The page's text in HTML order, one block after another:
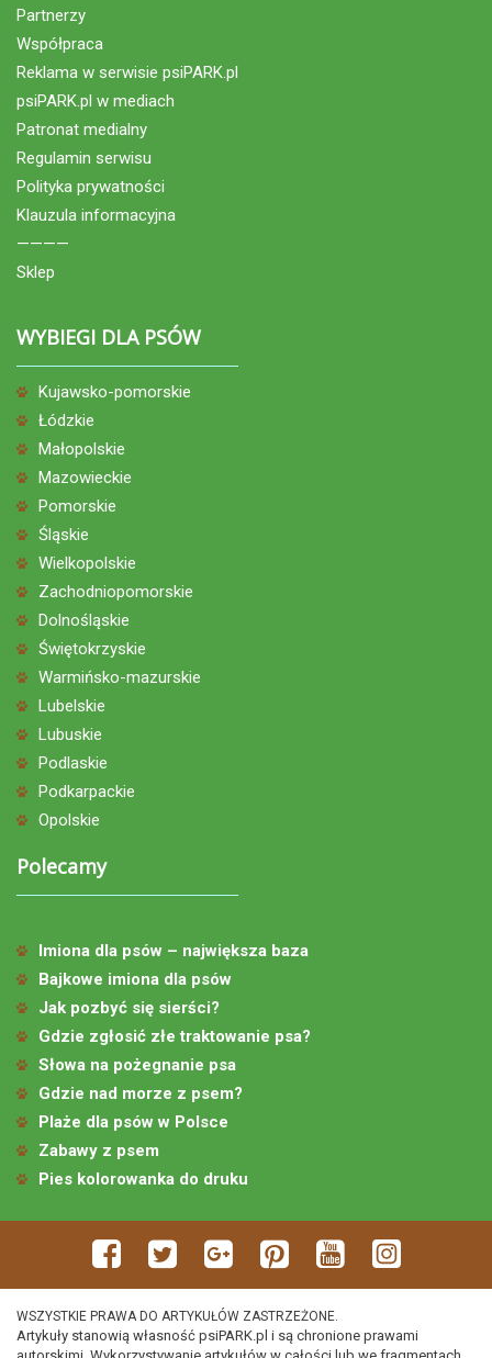
Partnerzy
Współpraca
Reklama w serwisie psiPARK.pl
psiPARK.pl w mediach
Patronat medialny
Regulamin serwisu
Polityka prywatności
Klauzula informacyjna
————
Sklep
WYBIEGI DLA PSÓW
Kujawsko-pomorskie
Łódzkie
Małopolskie
Mazowieckie
Pomorskie
Śląskie
Wielkopolskie
Zachodniopomorskie
Dolnośląskie
Świętokrzyskie
Warmińsko-mazurskie
Lubelskie
Lubuskie
Podlaskie
Podkarpackie
Opolskie
Polecamy
Imiona dla psów – największa baza
Bajkowe imiona dla psów
Jak pozbyć się sierści?
Gdzie zgłosić złe traktowanie psa?
Słowa na pożegnanie psa
Gdzie nad morze z psem?
Plaże dla psów w Polsce
Zabawy z psem
Pies kolorowanka do druku
WSZYSTKIE PRAWA DO ARTYKUŁÓW ZASTRZEŻONE.
Artykuły stanowią własność psiPARK.pl i są chronione prawami